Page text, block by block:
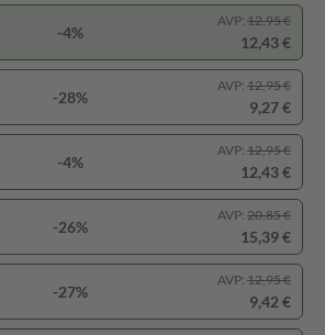
-28%
AVP: 12,95 €
9,27 €
-4%
AVP: 12,95 €
12,43 €
-26%
AVP: 20,85 €
15,39 €
-27%
AVP: 12,95 €
9,42 €
-4%
AVP: 12,95 €
12,43 €